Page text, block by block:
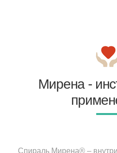
Мирена -
Спираль Мирена® –